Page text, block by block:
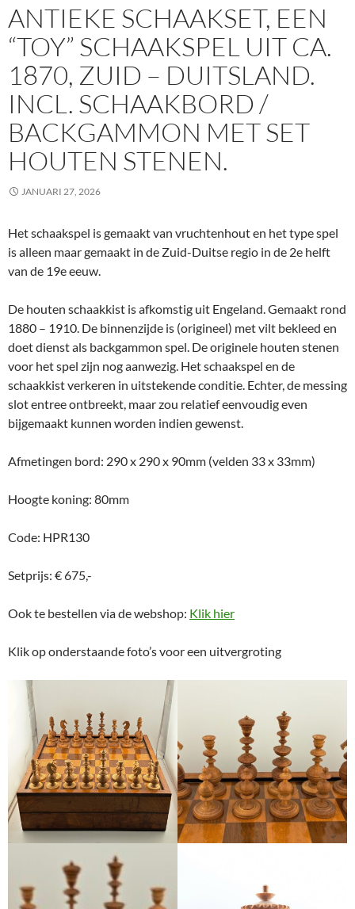
ANTIEKE SCHAAKSET, EEN
“TOY” SCHAAKSPEL UIT CA.
1870, ZUID – DUITSLAND.
INCL. SCHAAKBORD /
BACKGAMMON MET SET
HOUTEN STENEN.
JANUARI 27, 2026
Het schaakspel is gemaakt van vruchtenhout en het type spel
is alleen maar gemaakt in de Zuid-Duitse regio in de 2e helft
van de 19e eeuw.
De houten schaakkist is afkomstig uit Engeland. Gemaakt rond
1880 – 1910. De binnenzijde is (origineel) met vilt bekleed en
doet dienst als backgammon spel. De originele houten stenen
voor het spel zijn nog aanwezig. Het schaakspel en de
schaakkist verkeren in uitstekende conditie. Echter, de messing
slot entree ontbreekt, maar zou relatief eenvoudig even
bijgemaakt kunnen worden indien gewenst.
Afmetingen bord: 290 x 290 x 90mm (velden 33 x 33mm)
Hoogte koning: 80mm
Code: HPR130
Setprijs: € 675,-
Ook te bestellen via de webshop: Klik hier
Klik op onderstaande foto’s voor een uitvergroting